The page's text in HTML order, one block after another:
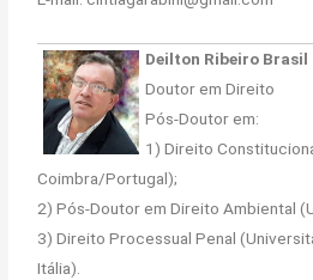
Deilton Ribeiro Brasil
Doutor em Direito
Pós-Doutor em:
1) Direito
Coimbra/Portugal);
2) Pós-Doutor em Direito Ambiental
3) Direito Processual Penal
Itália).